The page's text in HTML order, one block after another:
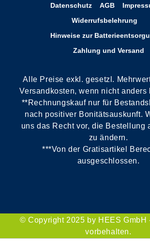
Datenschutz AGB
Widerrufsbelehrung
Hinweise zur
Zahlung und Versand
Alle Preise exkl. gesetzl.
Versandkosten, wenn nicht anders
**Rechnungskauf nur für
nach positiver Bonitätsauskunft.
uns das Recht vor, die Bestellung
zu ändern.
***Von der Gratisartikel
ausgeschlossen.
© Copyright 2025 by HEES GmbH
vorbehalten.